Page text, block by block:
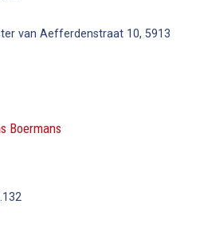
van Aefferdenstraat 10, 5913
Boermans